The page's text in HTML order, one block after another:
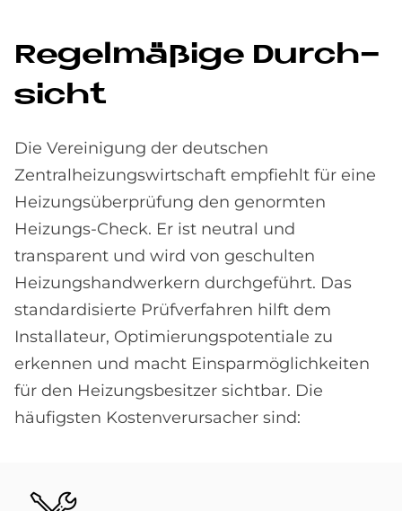
Re­gel­mä­ßi­ge Durch­
si­cht
Die Vereinigung der deutschen
Zentralheizungswirtschaft empfiehlt für eine
Heizungsüberprüfung den genormten
Heizungs-Check. Er ist neutral und
transparent und wird von geschulten
Heizungshandwerkern durchgeführt. Das
standardisierte Prüfverfahren hilft dem
Installateur, Optimierungspotentiale zu
erkennen und macht Einsparmöglichkeiten
für den Heizungsbesitzer sichtbar. Die
häufigsten Kostenverursacher sind:
Bild